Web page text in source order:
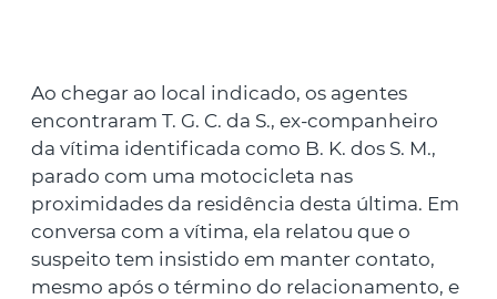
Ao chegar ao local indicado, os agentes
encontraram T. G. C. da S., ex-companheiro
da vítima identificada como B. K. dos S. M.,
parado com uma motocicleta nas
proximidades da residência desta última. Em
conversa com a vítima, ela relatou que o
suspeito tem insistido em manter contato,
mesmo após o término do relacionamento, e